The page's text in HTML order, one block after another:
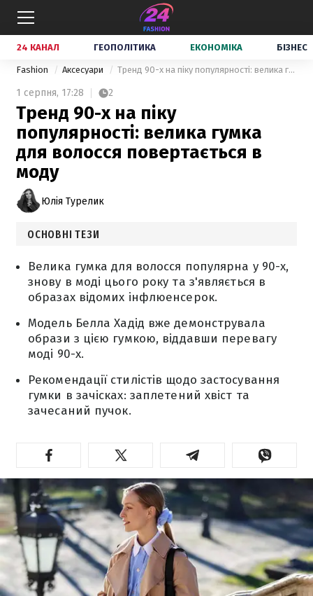
24 КАНАЛ ГЕОПОЛІТИКА ЕКОНОМІКА БІЗНЕС
Fashion Аксесуари Тренд 90-х на піку популярності: велика гумка для волосся повертається в моду
1 серпня, 17:28 2
Тренд 90-х на піку
популярності: велика гумка
для волосся повертається в
моду
Юлія Турелик
ОСНОВНІ ТЕЗИ
Велика гумка для волосся популярна у 90-х,
знову в моді цього року та з'являється в
образах відомих інфлюенсерок.
Модель Белла Хадід вже демонструвала
образи з цією гумкою, віддавши перевагу
моді 90-х.
Рекомендації стилістів щодо застосування
гумки в зачісках: заплетений хвіст та
зачесаний пучок.